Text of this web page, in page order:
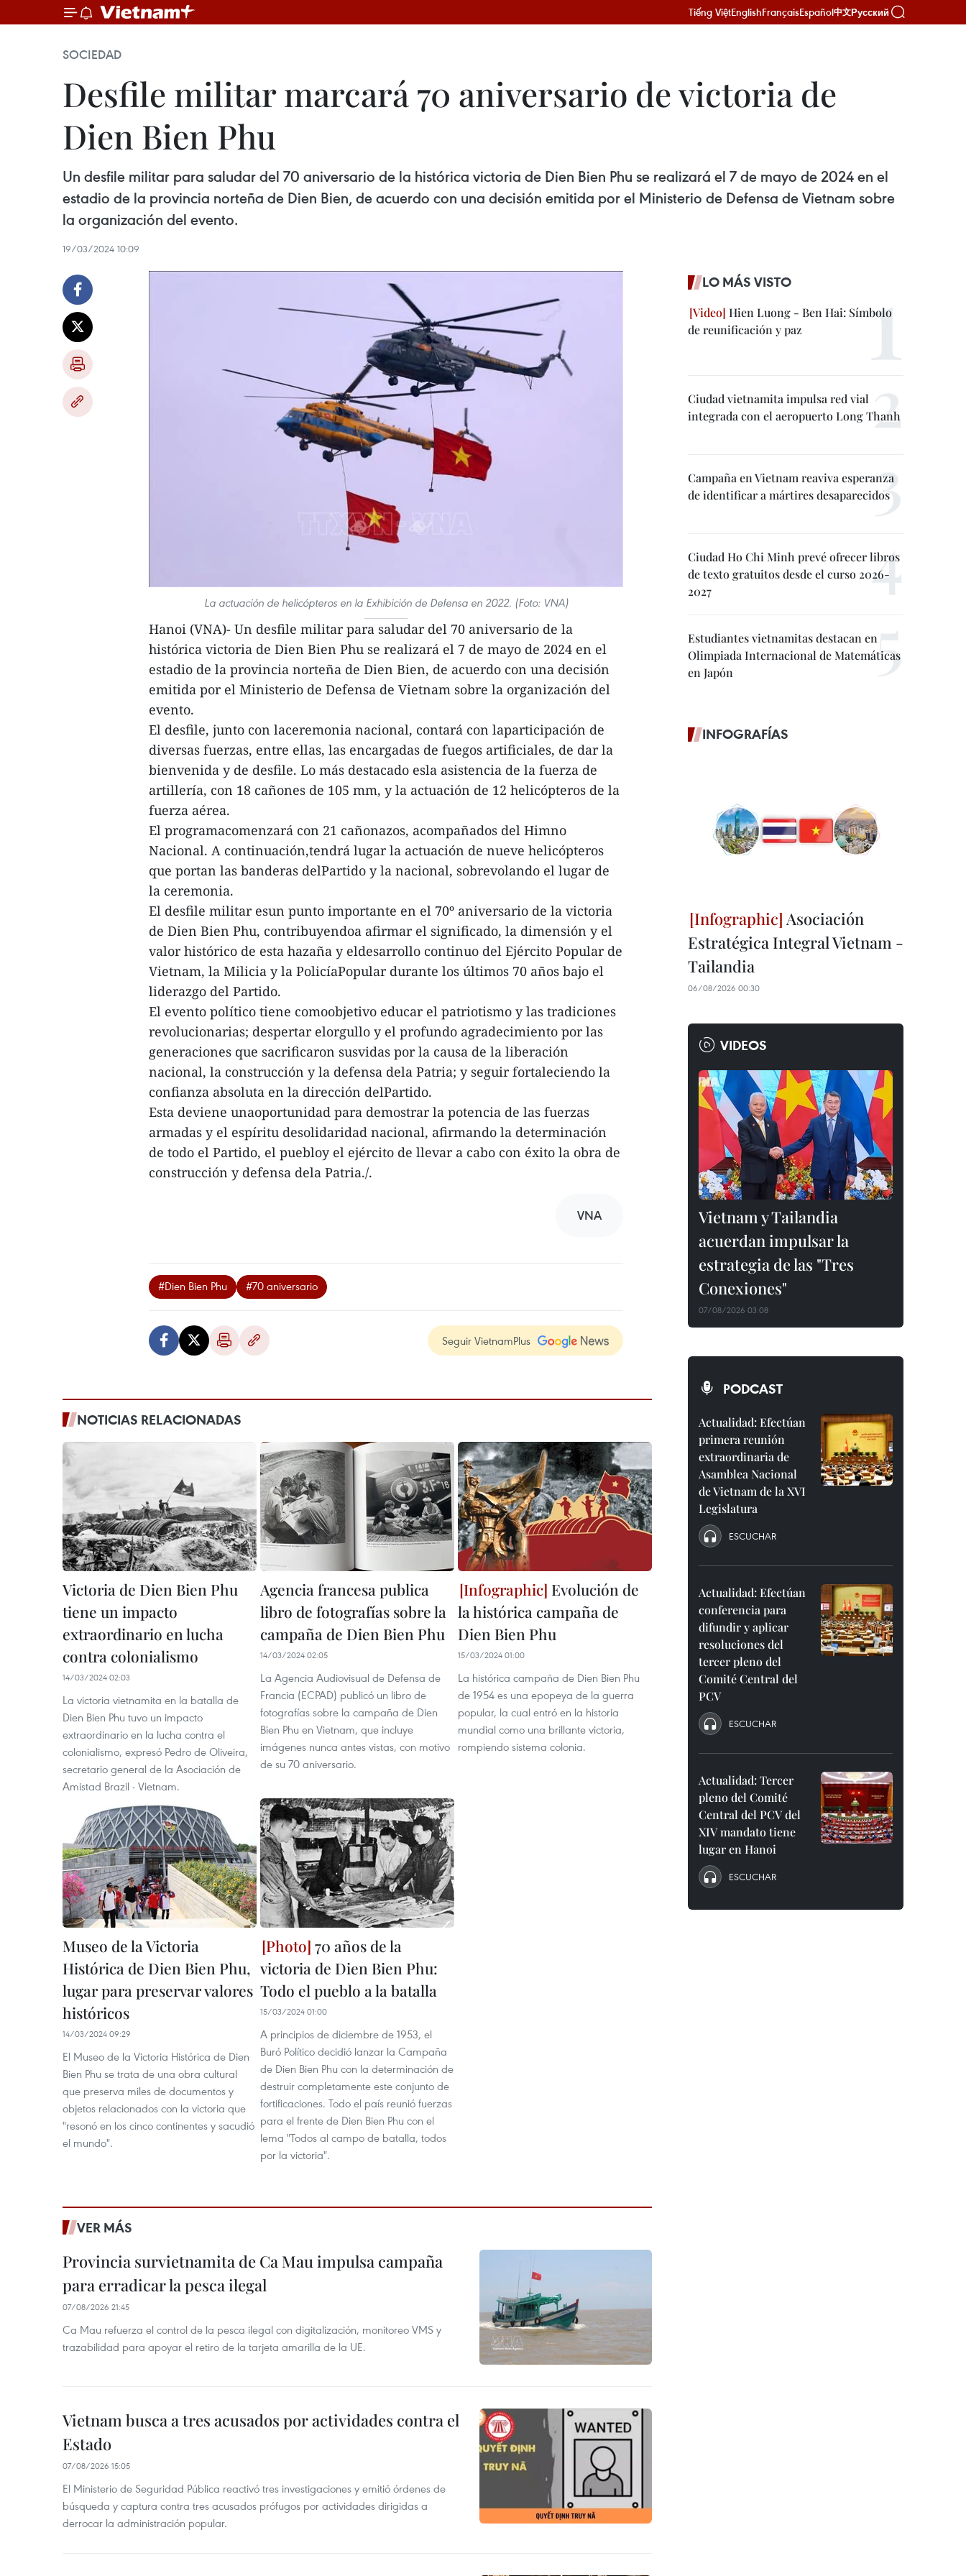
Tiếng ViệtEnglishFrançaisEspañol中文Русский
SOCIEDAD
Desfile militar marcará 70 aniversario de victoria de
Dien Bien Phu
Un desfile militar para saludar del 70 aniversario de la histórica victoria de Dien Bien Phu se realizará el 7 de mayo de 2024 en el
estadio de la provincia norteña de Dien Bien, de acuerdo con una decisión emitida por el Ministerio de Defensa de Vietnam sobre
la organización del evento.
19/03/2024 10:09
La actuación de helicópteros en la Exhibición de Defensa en 2022. (Foto: VNA)
Hanoi (VNA)- Un desfile militar para saludar del 70 aniversario de la
histórica victoria de Dien Bien Phu se realizará el 7 de mayo de 2024 en el
estadio de la provincia norteña de Dien Bien, de acuerdo con una decisión
emitida por el Ministerio de Defensa de Vietnam sobre la organización del
evento.
El desfile, junto con laceremonia nacional, contará con laparticipación de
diversas fuerzas, entre ellas, las encargadas de fuegos artificiales, de dar la
bienvenida y de desfile. Lo más destacado esla asistencia de la fuerza de
artillería, con 18 cañones de 105 mm, y la actuación de 12 helicópteros de la
fuerza aérea.
El programacomenzará con 21 cañonazos, acompañados del Himno
Nacional. A continuación,tendrá lugar la actuación de nueve helicópteros
que portan las banderas delPartido y la nacional, sobrevolando el lugar de
la ceremonia.
El desfile militar esun punto importante en el 70º aniversario de la victoria
de Dien Bien Phu, contribuyendoa afirmar el significado, la dimensión y el
valor histórico de esta hazaña y eldesarrollo continuo del Ejército Popular de
Vietnam, la Milicia y la PolicíaPopular durante los últimos 70 años bajo el
liderazgo del Partido.
El evento político tiene comoobjetivo educar el patriotismo y las tradiciones
revolucionarias; despertar elorgullo y el profundo agradecimiento por las
generaciones que sacrificaron susvidas por la causa de la liberación
nacional, la construcción y la defensa dela Patria; y seguir fortaleciendo la
confianza absoluta en la dirección delPartido.
Esta deviene unaoportunidad para demostrar la potencia de las fuerzas
armadas y el espíritu desolidaridad nacional, afirmando la determinación
de todo el Partido, el puebloy el ejército de llevar a cabo con éxito la obra de
construcción y defensa dela Patria./.
VNA
#Dien Bien Phu #70 aniversario
Seguir VietnamPlus
NOTICIAS RELACIONADAS
Victoria de Dien Bien Phu
tiene un impacto
extraordinario en lucha
contra colonialismo
14/03/2024 02:03
La victoria vietnamita en la batalla de
Dien Bien Phu tuvo un impacto
extraordinario en la lucha contra el
colonialismo, expresó Pedro de Oliveira,
secretario general de la Asociación de
Amistad Brazil - Vietnam.
Agencia francesa publica
libro de fotografías sobre la
campaña de Dien Bien Phu
14/03/2024 02:05
La Agencia Audiovisual de Defensa de
Francia (ECPAD) publicó un libro de
fotografías sobre la campaña de Dien
Bien Phu en Vietnam, que incluye
imágenes nunca antes vistas, con motivo
de su 70 aniversario.
Evolución de
la histórica campaña de
Dien Bien Phu
15/03/2024 01:00
La histórica campaña de Dien Bien Phu
de 1954 es una epopeya de la guerra
popular, la cual entró en la historia
mundial como una brillante victoria,
rompiendo sistema colonia.
Museo de la Victoria
Histórica de Dien Bien Phu,
lugar para preservar valores
históricos
14/03/2024 09:29
El Museo de la Victoria Histórica de Dien
Bien Phu se trata de una obra cultural
que preserva miles de documentos y
objetos relacionados con la victoria que
"resonó en los cinco continentes y sacudió
el mundo".
70 años de la
victoria de Dien Bien Phu:
Todo el pueblo a la batalla
15/03/2024 01:00
A principios de diciembre de 1953, el
Buró Político decidió lanzar la Campaña
de Dien Bien Phu con la determinación de
destruir completamente este conjunto de
fortificaciones. Todo el país reunió fuerzas
para el frente de Dien Bien Phu con el
lema "Todos al campo de batalla, todos
por la victoria".
VER MÁS
Provincia survietnamita de Ca Mau impulsa campaña
para erradicar la pesca ilegal
07/08/2026 21:45
Ca Mau refuerza el control de la pesca ilegal con digitalización, monitoreo VMS y
trazabilidad para apoyar el retiro de la tarjeta amarilla de la UE.
Vietnam busca a tres acusados por actividades contra el
Estado
07/08/2026 15:05
El Ministerio de Seguridad Pública reactivó tres investigaciones y emitió órdenes de
búsqueda y captura contra tres acusados prófugos por actividades dirigidas a
derrocar la administración popular.
LO MÁS VISTO
Hien Luong - Ben Hai: Símbolo
de reunificación y paz
Ciudad vietnamita impulsa red vial
integrada con el aeropuerto Long Thanh
Campaña en Vietnam reaviva esperanza
de identificar a mártires desaparecidos
Ciudad Ho Chi Minh prevé ofrecer libros
de texto gratuitos desde el curso 2026-
2027
Estudiantes vietnamitas destacan en
Olimpiada Internacional de Matemáticas
en Japón
INFOGRAFÍAS
Asociación
Estratégica Integral Vietnam -
Tailandia
06/08/2026 00:30
VIDEOS
Vietnam y Tailandia
acuerdan impulsar la
estrategia de las "Tres
Conexiones"
07/08/2026 03:08
PODCAST
Actualidad: Efectúan
primera reunión
extraordinaria de
Asamblea Nacional
de Vietnam de la XVI
Legislatura
ESCUCHAR
Actualidad: Efectúan
conferencia para
difundir y aplicar
resoluciones del
tercer pleno del
Comité Central del
PCV
ESCUCHAR
Actualidad: Tercer
pleno del Comité
Central del PCV del
XIV mandato tiene
lugar en Hanoi
ESCUCHAR